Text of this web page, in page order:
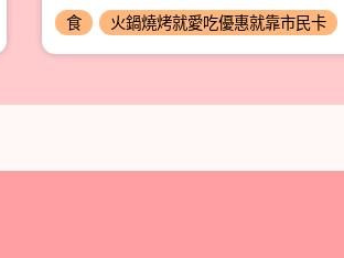
食 火鍋燒烤就愛吃優惠就靠市民卡